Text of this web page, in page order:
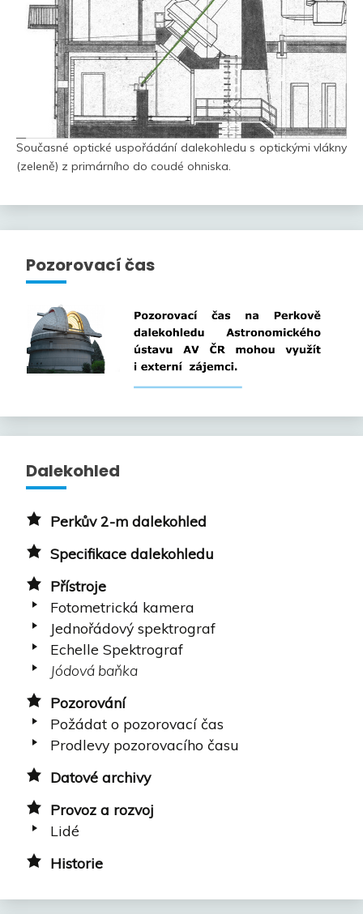
Současné optické uspořádání dalekohledu s optickými vlákny
(zeleně) z primárního do coudé ohniska.
Pozorovací čas
Dalekohled
Perkův 2-m dalekohled
Specifikace dalekohledu
Přístroje
Fotometrická kamera
Jednořádový spektrograf
Echelle Spektrograf
Jódová baňka
Pozorování
Požádat o pozorovací čas
Prodlevy pozorovacího času
Datové archivy
Provoz a rozvoj
Lidé
Historie